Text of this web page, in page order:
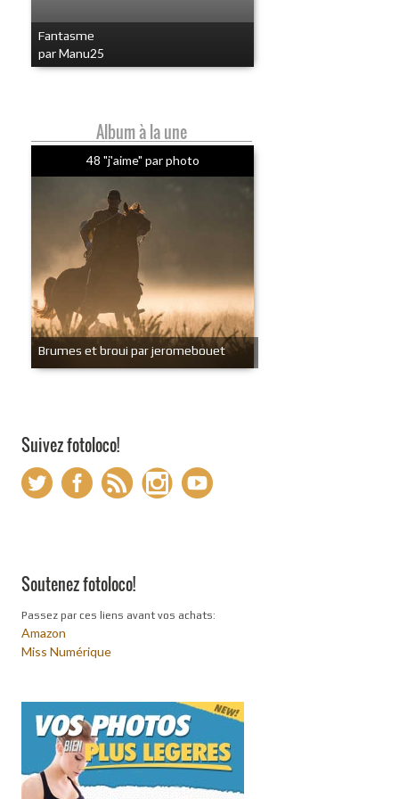
Fantasme
par Manu25
Album à la une
48 "j'aime" par photo
Brumes et broui par jeromebouet
Suivez fotoloco!
Soutenez fotoloco!
Passez par ces liens avant vos achats:
Amazon
Miss Numérique